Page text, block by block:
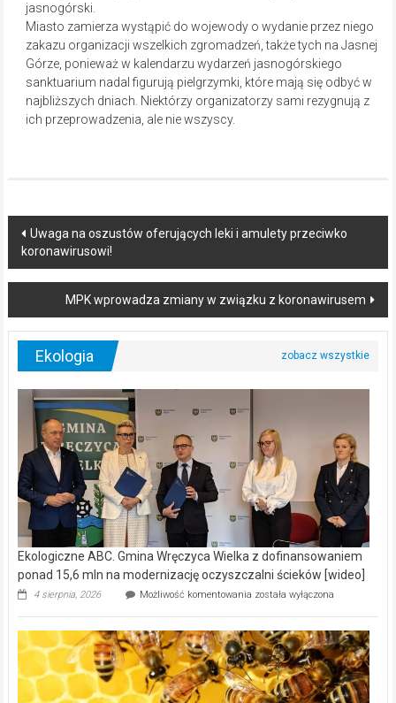
jasnogórski.
Miasto zamierza wystąpić do wojewody o wydanie przez niego
zakazu organizacji wszelkich zgromadzeń, także tych na Jasnej
Górze, ponieważ w kalendarzu wydarzeń jasnogórskiego
sanktuarium nadal figurują pielgrzymki, które mają się odbyć w
najbliższych dniach. Niektórzy organizatorzy sami rezygnują z
ich przeprowadzenia, ale nie wszyscy.
Post
navigation
Uwaga na oszustów oferujących leki i amulety przeciwko
koronawirusowi!
MPK wprowadza zmiany w związku z koronawirusem
Ekologia
Ekologiczne ABC. Gmina Wręczyca Wielka z dofinansowaniem
ponad 15,6 mln na modernizację oczyszczalni ścieków [wideo]
4 sierpnia, 2026 Możliwość komentowania Ekologiczne
Wręczyca
Wielka
z
dofinansowaniem
ponad
została wyłączona